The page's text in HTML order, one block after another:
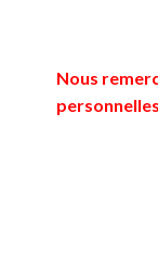
Nous